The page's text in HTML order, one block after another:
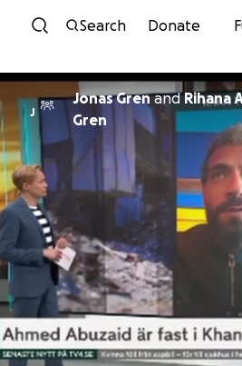
Skip to
Search Donate
J
Jonas GrenandRihana
Gren